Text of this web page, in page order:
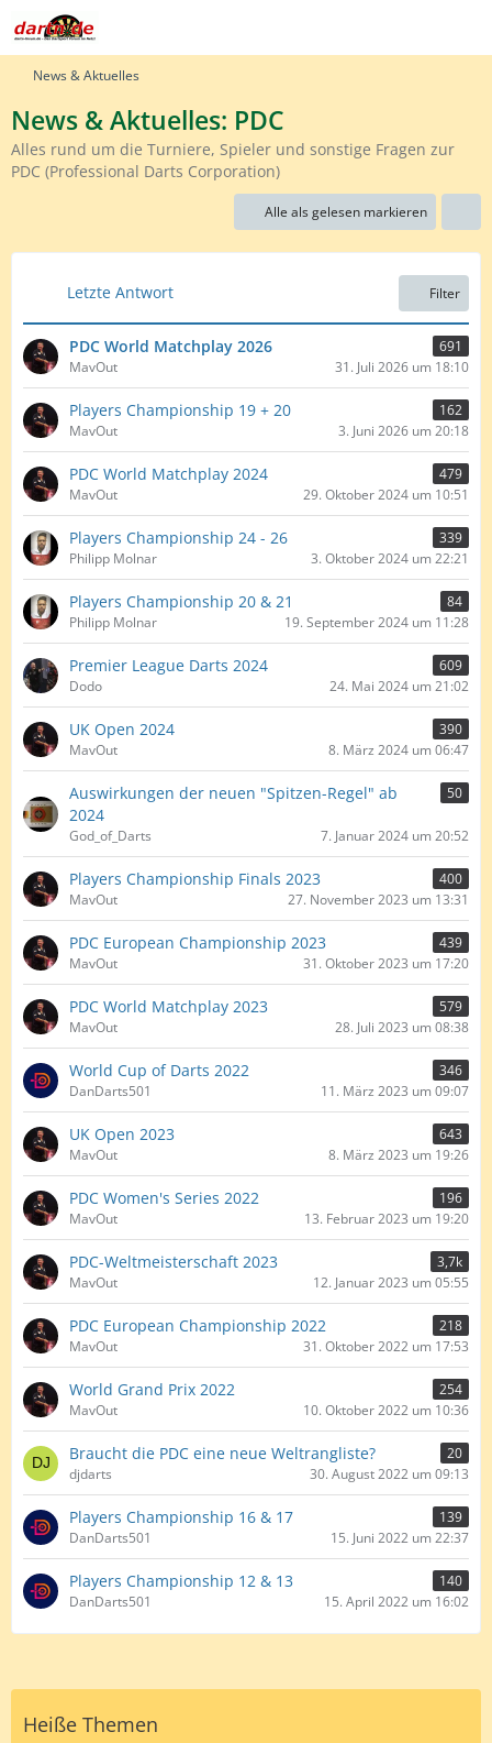
News & Aktuelles
News & Aktuelles: PDC
Alles rund um die Turniere, Spieler und sonstige Fragen zur
PDC (Professional Darts Corporation)
Alle als gelesen markieren
Letzte Antwort Filter
PDC World Matchplay 2026
691
MavOut
31. Juli 2026 um 18:10
Players Championship 19 + 20
162
MavOut
3. Juni 2026 um 20:18
PDC World Matchplay 2024
479
MavOut
29. Oktober 2024 um 10:51
Players Championship 24 - 26
339
Philipp Molnar
3. Oktober 2024 um 22:21
Players Championship 20 & 21
84
Philipp Molnar
19. September 2024 um 11:28
Premier League Darts 2024
609
Dodo
24. Mai 2024 um 21:02
UK Open 2024
390
MavOut
8. März 2024 um 06:47
Auswirkungen der neuen "Spitzen-Regel" ab
2024
50
God_of_Darts 7. Januar 2024 um 20:52
Players Championship Finals 2023
400
MavOut
27. November 2023 um 13:31
PDC European Championship 2023
439
MavOut
31. Oktober 2023 um 17:20
PDC World Matchplay 2023
579
MavOut
28. Juli 2023 um 08:38
World Cup of Darts 2022
346
DanDarts501
11. März 2023 um 09:07
UK Open 2023
643
MavOut
8. März 2023 um 19:26
PDC Women's Series 2022
196
MavOut
13. Februar 2023 um 19:20
PDC-Weltmeisterschaft 2023
3,7k
MavOut
12. Januar 2023 um 05:55
PDC European Championship 2022
218
MavOut
31. Oktober 2022 um 17:53
World Grand Prix 2022
254
MavOut
10. Oktober 2022 um 10:36
Braucht die PDC eine neue Weltrangliste?
20
djdarts
30. August 2022 um 09:13
Players Championship 16 & 17
139
DanDarts501
15. Juni 2022 um 22:37
Players Championship 12 & 13
140
DanDarts501
15. April 2022 um 16:02
Heiße Themen